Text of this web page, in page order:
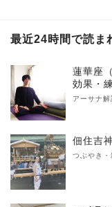
最近24時間で読ま
蓮華座
効果・
アーサナ
佃住吉
つぶやき